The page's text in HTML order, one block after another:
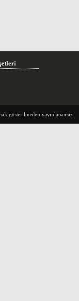
gösterilmeden yayınlanamaz.